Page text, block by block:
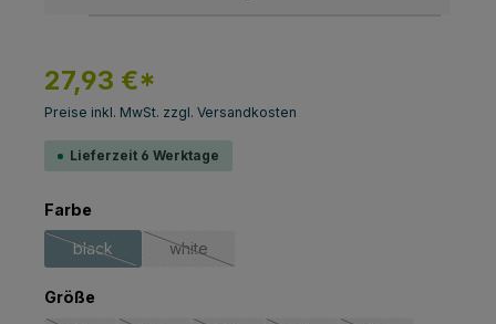
27,93 €*
Preise inkl. MwSt. zzgl. Versandkosten
Lieferzeit 6 Werktage
Farbe
black
(Diese Option ist zurzeit nicht verfügbar.)
white
(Diese Option ist zurzeit nicht verfügbar.)
Größe